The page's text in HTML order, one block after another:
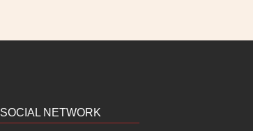
SOCIAL NETWORK